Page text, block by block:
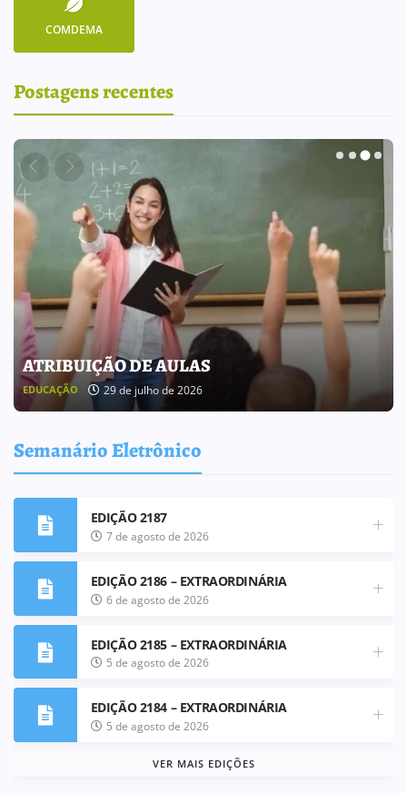
COMDEMA
Postagens recentes
BOLETIM INFORMATIVO 238
BOLETIM INFORMATIVO 25 de julho de 2026
Semanário Eletrônico
EDIÇÃO 2187
7 de agosto de 2026
EDIÇÃO 2186 – EXTRAORDINÁRIA
6 de agosto de 2026
EDIÇÃO 2185 – EXTRAORDINÁRIA
5 de agosto de 2026
EDIÇÃO 2184 – EXTRAORDINÁRIA
5 de agosto de 2026
VER MAIS EDIÇÕES